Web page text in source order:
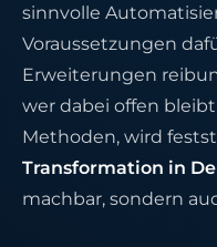
sinnvolle
Voraussetzungen
Erweiterungen
wer dabei offen
Methoden, wird
Transformation in
machbar, sondern